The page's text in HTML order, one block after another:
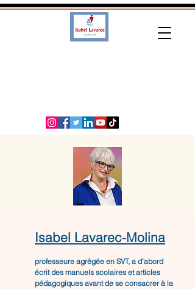
Isabel Lavarec-Molina
professeure agrégée en SVT, a d’abord
écrit des manuels scolaires et articles
pédagogiques avant de se consacrer à la